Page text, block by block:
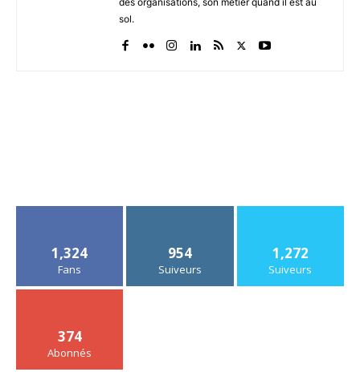
sol.
1,324
Fans
954
Suiveurs
1,272
Suiveurs
374
Abonnés